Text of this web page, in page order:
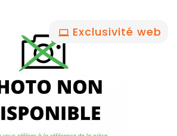
Exclusivité web